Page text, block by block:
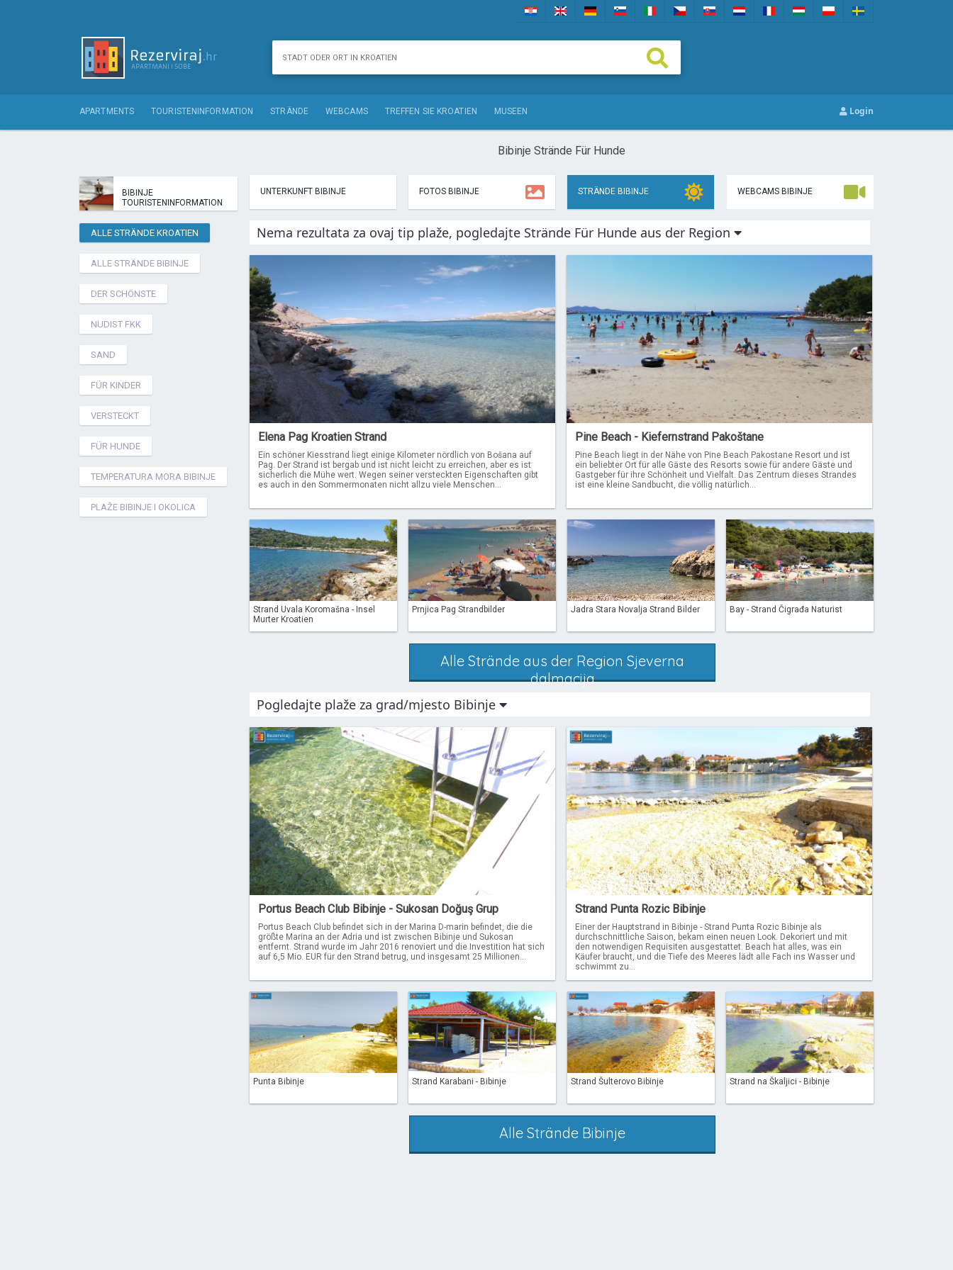
APARTMENTS TOURISTENINFORMATION STRÄNDE WEBCAMS TREFFEN SIE KROATIEN MUSEEN Login
BIBINJE
TOURISTENINFORMATION
ALLE STRÄNDE KROATIEN
ALLE STRÄNDE BIBINJE
DER SCHÖNSTE
NUDIST FKK
SAND
FÜR KINDER
VERSTECKT
FÜR HUNDE
TEMPERATURA MORA BIBINJE
PLAŽE BIBINJE I OKOLICA
Bibinje Strände Für Hunde
UNTERKUNFT BIBINJE FOTOS BIBINJE STRÄNDE BIBINJE WEBCAMS BIBINJE
Nema rezultata za ovaj tip plaže, pogledajte Strände Für Hunde aus der Region
Elena Pag Kroatien Strand
Ein schöner Kiesstrand liegt einige Kilometer nördlich von Bošana auf
Pag. Der Strand ist bergab und ist nicht leicht zu erreichen, aber es ist
sicherlich die Mühe wert. Wegen seiner versteckten Eigenschaften gibt
es auch in den Sommermonaten nicht allzu viele Menschen...
Pine Beach - Kiefernstrand Pakoštane
Pine Beach liegt in der Nähe von Pine Beach Pakostane Resort und ist
ein beliebter Ort für alle Gäste des Resorts sowie für andere Gäste und
Gastgeber für ihre Schönheit und Vielfalt. Das Zentrum dieses Strandes
ist eine kleine Sandbucht, die völlig natürlich...
Strand Uvala Koromašna - Insel
Murter Kroatien
Prnjica Pag Strandbilder Jadra Stara Novalja Strand Bilder Bay - Strand Čigrađa Naturist
Alle Strände aus der Region Sjeverna
dalmacija
Pogledajte plaže za grad/mjesto Bibinje
Portus Beach Club Bibinje - Sukosan Doğuş Grup
Portus Beach Club befindet sich in der Marina D-marin befindet, die die
größte Marina an der Adria und ist zwischen Bibinje und Sukosan
entfernt. Strand wurde im Jahr 2016 renoviert und die Investition hat sich
auf 6,5 Mio. EUR für den Strand betrug, und insgesamt 25 Millionen...
Strand Punta Rozic Bibinje
Einer der Hauptstrand in Bibinje - Strand Punta Rozic Bibinje als
durchschnittliche Saison, bekam einen neuen Look. Dekoriert und mit
den notwendigen Requisiten ausgestattet. Beach hat alles, was ein
Käufer braucht, und die Tiefe des Meeres lädt alle Fach ins Wasser und
schwimmt zu...
Punta Bibinje Strand Karabani - Bibinje Strand Šulterovo Bibinje Strand na Škaljici - Bibinje
Alle Strände Bibinje